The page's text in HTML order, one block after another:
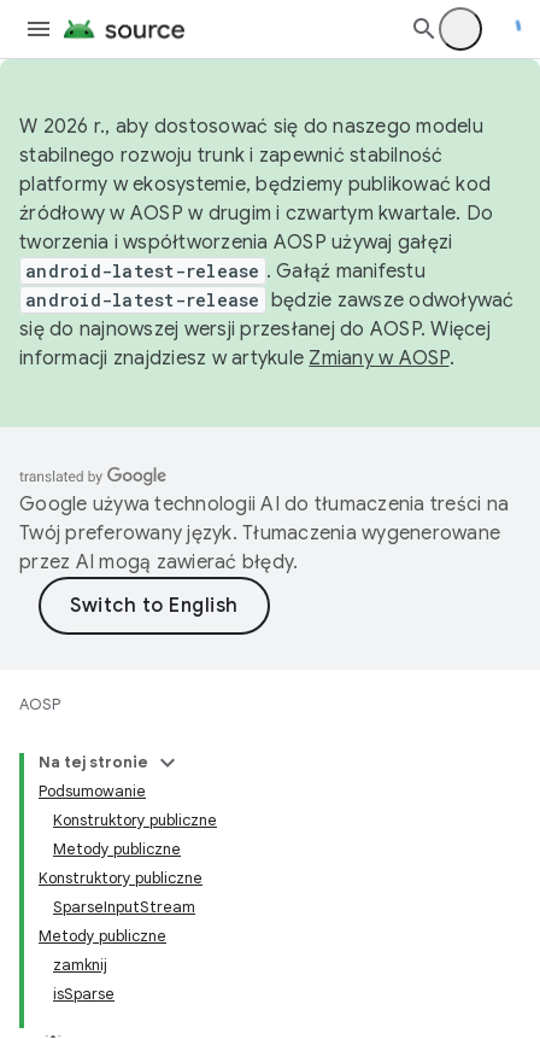
W 2026 r., aby dostosować się do naszego modelu
stabilnego rozwoju trunk i zapewnić stabilność
platformy w ekosystemie, będziemy publikować kod
źródłowy w AOSP w drugim i czwartym kwartale. Do
tworzenia i współtworzenia AOSP używaj gałęzi
android-latest-release . Gałąź manifestu
android-latest-release będzie zawsze odwoływać
się do najnowszej wersji przesłanej do AOSP. Więcej
informacji znajdziesz w artykule Zmiany w AOSP.
Google używa technologii AI do tłumaczenia treści na
Twój preferowany język. Tłumaczenia wygenerowane
przez AI mogą zawierać błędy.
AOSP
Na tej stronie
Podsumowanie
Konstruktory publiczne
Metody publiczne
Konstruktory publiczne
SparseInputStream
Metody publiczne
zamknij
isSparse